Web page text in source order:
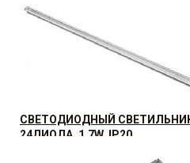
СВЕТОДИОДНЫЙ СВЕТИЛЬНИК
(ПОТОЛОЧНЫЙ) 230V
СВЕТОДИОДНЫЙ СВЕТИЛЬНИК
24ДИОДА, 1,7W, IP20